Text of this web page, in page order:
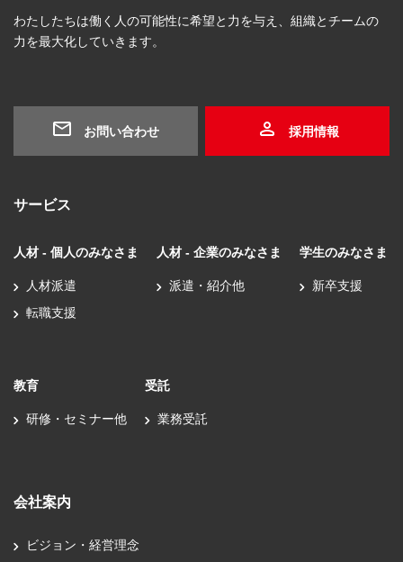
わたしたちは働く人の可能性に希望と力を与え、組織とチームの
力を最大化していきます。
お問い合わせ 採用情報
サービス
人材 - 個人のみなさま
人材派遣
転職支援
人材 - 企業のみなさま
派遣・紹介他
学生のみなさま
新卒支援
教育
研修・セミナー他
受託
業務受託
会社案内
ビジョン・経営理念